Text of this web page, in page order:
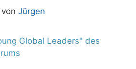
von Jürgen